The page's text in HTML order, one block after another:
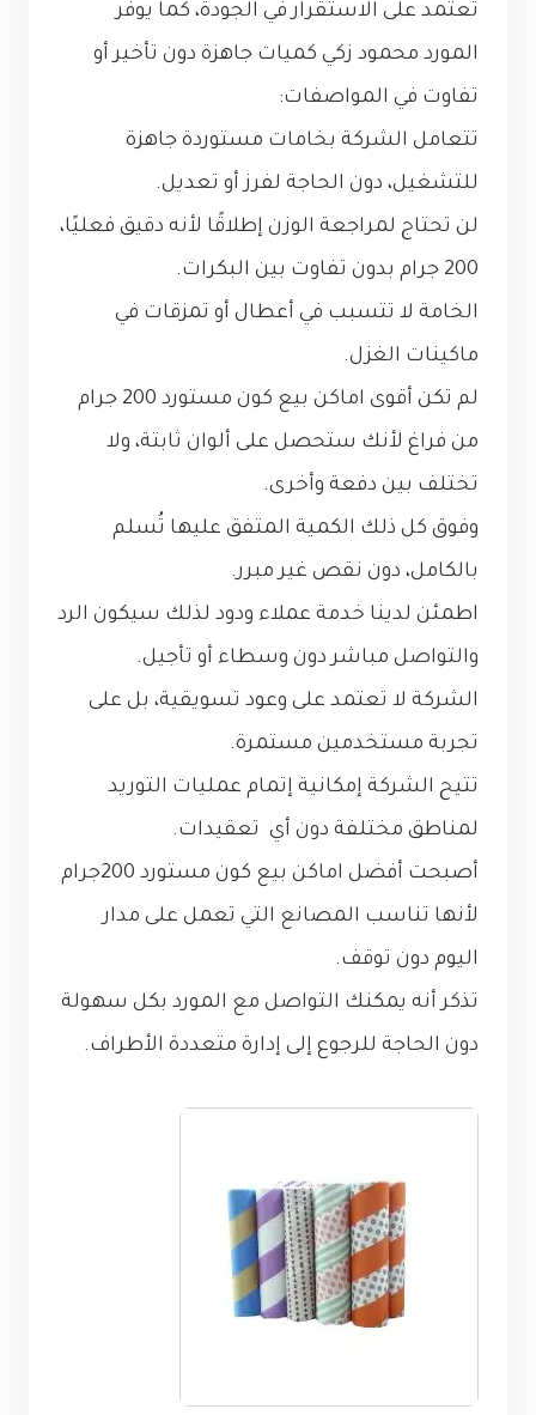
تعتمد على الاستقرار في الجودة، كما يوفر
المورد محمود زكي كميات جاهزة دون تأخير أو
تفاوت في المواصفات:
تتعامل الشركة بخامات مستوردة جاهزة
للتشغيل، دون الحاجة لفرز أو تعديل.
لن تحتاج لمراجعة الوزن إطلاقًا لأنه دقيق فعليًا،
200 جرام بدون تفاوت بين البكرات.
الخامة لا تتسبب في أعطال أو تمزقات في
ماكينات الغزل.
لم تكن أقوى اماكن بيع كون مستورد 200 جرام
من فراغ لأنك ستحصل على ألوان ثابتة، ولا
تختلف بين دفعة وأخرى.
وفوق كل ذلك الكمية المتفق عليها تُسلم
بالكامل، دون نقص غير مبرر.
اطمئن لدينا خدمة عملاء ودود لذلك سيكون الرد
والتواصل مباشر دون وسطاء أو تأجيل.
الشركة لا تعتمد على وعود تسويقية، بل على
تجربة مستخدمين مستمرة.
تتيح الشركة إمكانية إتمام عمليات التوريد
لمناطق مختلفة دون أي تعقيدات.
أصبحت أفضل اماكن بيع كون مستورد 200جرام
لأنها تناسب المصانع التي تعمل على مدار
اليوم دون توقف.
تذكر أنه يمكنك التواصل مع المورد بكل سهولة
دون الحاجة للرجوع إلى إدارة متعددة الأطراف.